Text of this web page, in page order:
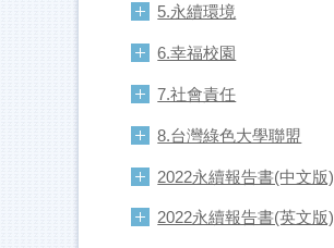
5.永續環境
6.幸福校園
7.社會責任
8.台灣綠色大學聯盟
2022永續報告書(中文版)
2022永續報告書(英文版)